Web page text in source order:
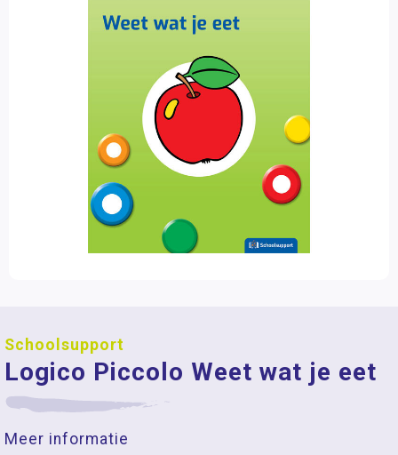
Schoolsupport
Logico Piccolo Weet wat je eet
Meer informatie